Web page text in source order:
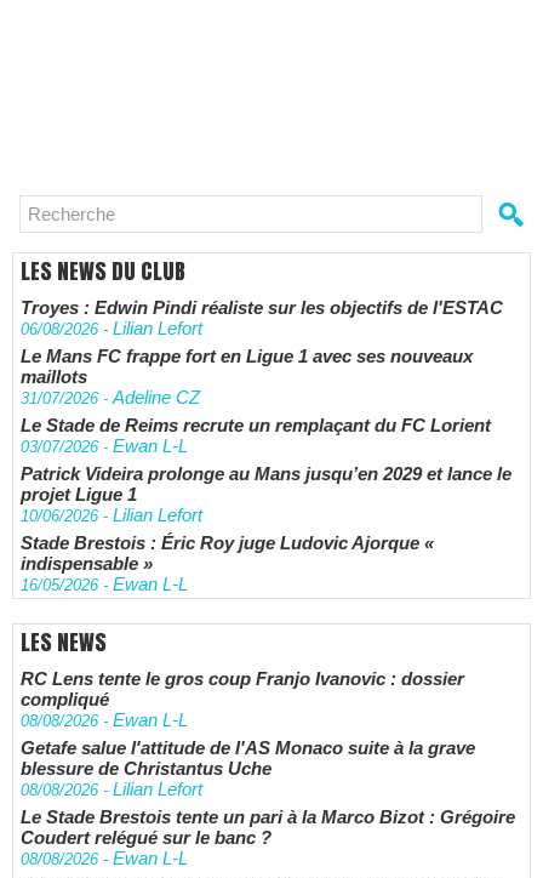
LES NEWS DU CLUB
Troyes : Edwin Pindi réaliste sur les objectifs de l'ESTAC
06/08/2026 - Lilian Lefort
Le Mans FC frappe fort en Ligue 1 avec ses nouveaux
maillots
31/07/2026 -Adeline CZ
Le Stade de Reims recrute un remplaçant du FC Lorient
03/07/2026 - Ewan L-L
Patrick Videira prolonge au Mans jusqu’en 2029 et lance le
projet Ligue 1
10/06/2026 - Lilian Lefort
Stade Brestois : Éric Roy juge Ludovic Ajorque «
indispensable »
16/05/2026 - Ewan L-L
LES NEWS
RC Lens tente le gros coup Franjo Ivanovic : dossier
compliqué
08/08/2026 - Ewan L-L
Getafe salue l'attitude de l'AS Monaco suite à la grave
blessure de Christantus Uche
08/08/2026 - Lilian Lefort
Le Stade Brestois tente un pari à la Marco Bizot : Grégoire
Coudert relégué sur le banc ?
08/08/2026 - Ewan L-L